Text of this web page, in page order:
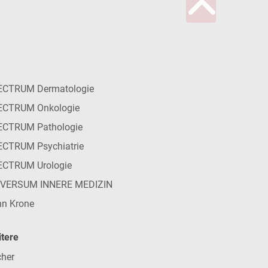
Dermatologie
Onkologie
Pathologie
Psychiatrie
Urologie
INNERE MEDIZIN
Krone